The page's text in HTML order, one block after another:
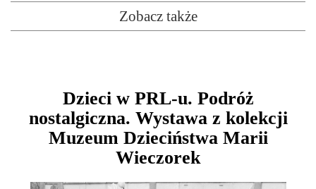
Zobacz także
Dzieci w PRL-u. Podróż
nostalgiczna. Wystawa z kolekcji
Muzeum Dzieciństwa Marii
Wieczorek